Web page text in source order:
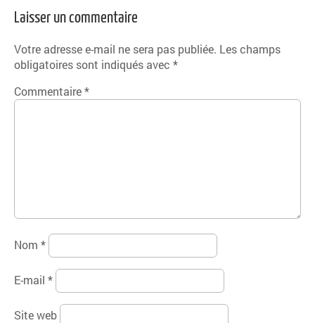
Laisser un commentaire
Votre adresse e-mail ne sera pas publiée. Les champs
obligatoires sont indiqués avec *
Commentaire*
Nom *
E-mail *
Site web